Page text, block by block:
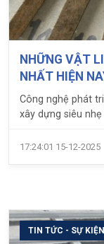
NHỮNG VẬT
NHẤT HIỆN
Công nghệ phát
xây dựng siêu
17:24:01 15-12-2025
TIN TỨC - SỰ KIỆN